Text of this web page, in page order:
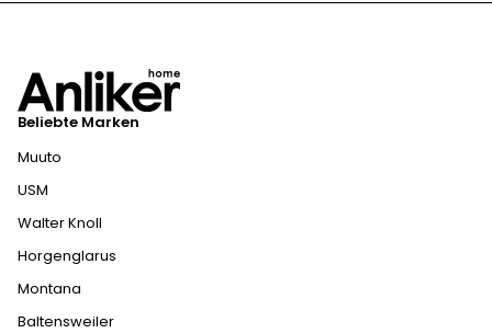
Beliebte Marken
Muuto
USM
Walter Knoll
Horgenglarus
Montana
Baltensweiler